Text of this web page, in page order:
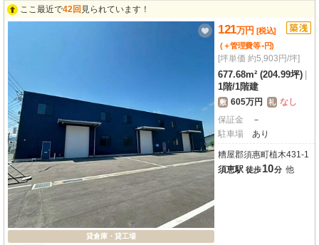
ここ最近で42回 見られています！
貸倉庫・貸工場
121万円 [税込]
(＋管理費等-円)
[坪単価 約5,903円/坪]
677.68m² (204.99坪)
1階/1階建
敷 605万円 礼 なし
保証金
－
駐車場
あり
糟屋郡須惠町植木431-1
須恵駅 徒歩10分 他